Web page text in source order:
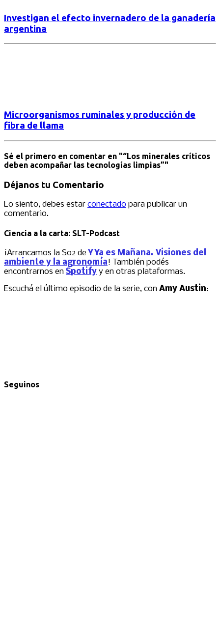
Investigan el efecto invernadero de la ganadería
argentina
Microorganismos ruminales y producción de
fibra de llama
Sé el primero en comentar en "“Los minerales críticos
deben acompañar las tecnologías limpias”"
Déjanos tu Comentario
Lo siento, debes estar conectado para publicar un
comentario.
Ciencia a la carta: SLT-Podcast
¡Arrancamos la S02 deY Ya es Mañana. Visiones del
ambiente y la agronomía! También podés
encontrarnos en Spotify y en otras plataformas.
Escuchá el último episodio de la serie, con Amy Austin:
Seguinos